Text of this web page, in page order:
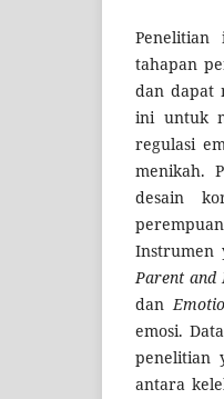
tahapan
dan dapat
ini untuk
regulasi
menikah.
desain
Instrumen
Parent and
dan
emosi.
penelitian
antara